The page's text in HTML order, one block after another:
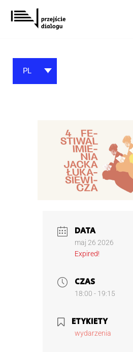
Przejdź
do
PL
DATA
maj 26 2026
Expired!
CZAS
18:00 - 19:15
ETYKIETY
wydarzenia